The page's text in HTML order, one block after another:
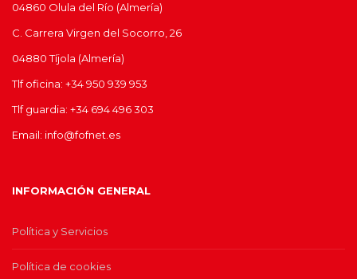
04860 Olula del Río (Almería)
C. Carrera Virgen del Socorro, 26
04880 Tíjola (Almería)
Tlf oficina: +34 950 939 953
Tlf guardia: +34 694 496 303
Email: info@fofnet.es
INFORMACIÓN GENERAL
Política y Servicios
Política de cookies